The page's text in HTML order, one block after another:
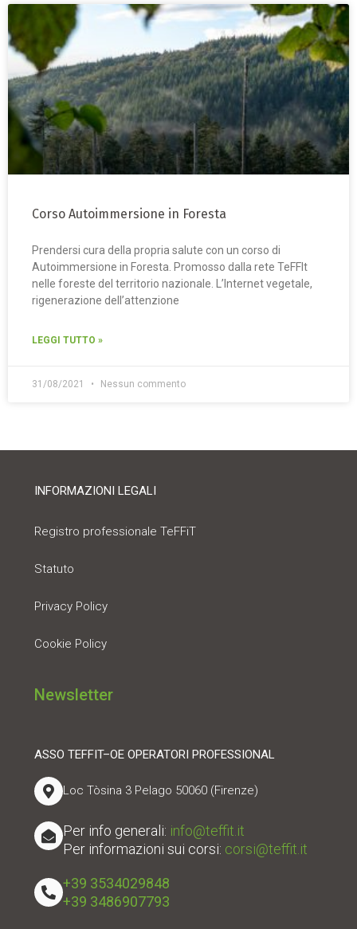
Corso Autoimmersione in Foresta
Prendersi cura della propria salute con un corso di
Autoimmersione in Foresta. Promosso dalla rete TeFFIt
nelle foreste del territorio nazionale. L’Internet vegetale,
rigenerazione dell’attenzione
LEGGI TUTTO »
31/08/2021 Nessun commento
INFORMAZIONI LEGALI
Registro professionale TeFFiT
Statuto
Privacy Policy
Cookie Policy
Newsletter
ASSO TEFFIT–OE OPERATORI PROFESSIONAL
Loc Tòsina 3 Pelago 50060 (Firenze)
Per info generali: info@teffit.it
Per informazioni sui corsi: corsi@teffit.it
+39 3534029848
+39 3486907793